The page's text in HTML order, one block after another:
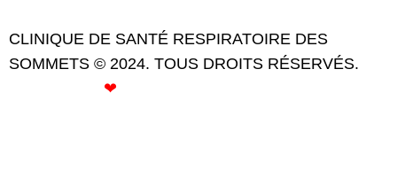
CLINIQUE DE SANTÉ RESPIRATOIRE DES
SOMMETS © 2024. TOUS DROITS RÉSERVÉS.
❤